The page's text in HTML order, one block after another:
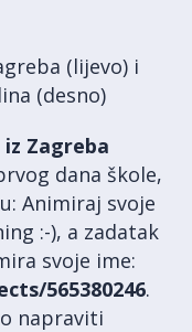
(lijevo) i
(desno)
Zagreba
dana škole,
Animiraj svoje
:-), a zadatak
svoje ime:
565380246.
napraviti